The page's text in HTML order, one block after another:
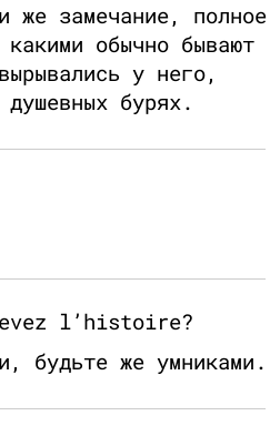
же замечание, полное
обычно бывают
у него,
душевных бурях.
l’histoire?
будьте же умниками.